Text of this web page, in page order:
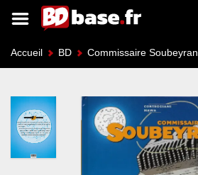
Accueil BD Commissaire Soubeyran